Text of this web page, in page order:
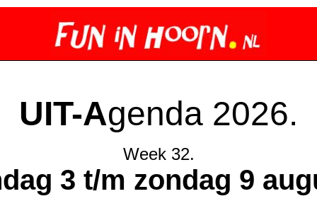
UIT-Agenda 2026.
Week 32.
3 t/m zondag 9